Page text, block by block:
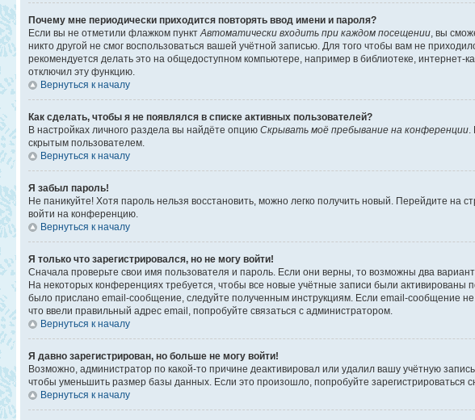
Почему мне периодически приходится повторять ввод имени и пароля?
Если вы не отметили флажком пункт Автоматически входить при каждом посещении , вы
никто другой не смог воспользоваться вашей учётной записью. Для того чтобы вам не
рекомендуется делать это на общедоступном компьютере, например в библиотеке, интернет-
отключил эту функцию.
Вернуться к началу
Как сделать, чтобы я не появлялся в списке активных пользователей?
В настройках личного раздела вы найдёте опцию Скрывать моё пребывание на конференции
скрытым пользователем.
Вернуться к началу
Я забыл пароль!
Не паникуйте! Хотя пароль нельзя восстановить, можно легко получить новый. Перейдите на
войти на конференцию.
Вернуться к началу
Я только что зарегистрировался, но не могу войти!
Сначала проверьте свои имя пользователя и пароль. Если они верны, то возможны два
На некоторых конференциях требуется, чтобы все новые учётные записи были
было прислано email-сообщение, следуйте полученным инструкциям. Если email-сообщение
что ввели правильный адрес email, попробуйте связаться с администратором.
Вернуться к началу
Я давно зарегистрирован, но больше не могу войти!
Возможно, администратор по какой-то причине деактивировал или удалил вашу учётную
чтобы уменьшить размер базы данных. Если это произошло, попробуйте зарегистрироваться
Вернуться к началу